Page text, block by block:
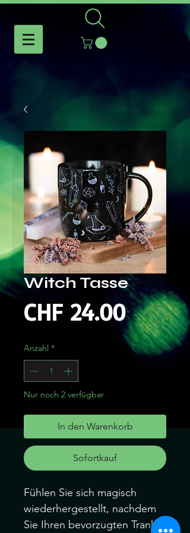
Witch Tasse
CHF 24.00Preis
Anzahl *
Nur noch 2 verfügbar
In den Warenkorb
Sofortkauf
Fühlen Sie sich magisch
wiederhergestellt, nachdem
Sie Ihren bevorzugten Trank